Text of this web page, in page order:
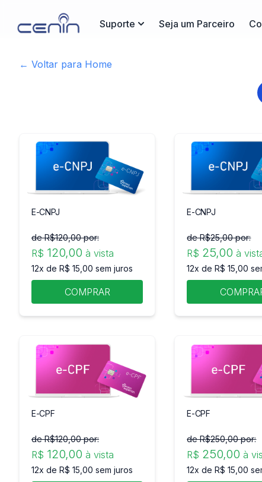
Suporte Seja um Parceiro
← Voltar para Home
E-CNPJ
de R$120,00 por:
R$ 120,00 à vista
12x de R$ 15,00 sem juros
COMPRAR
E-CNPJ
de R$25,00 por:
R$ 25,00 à
12x de R$ 15,00
E-CPF
de R$120,00 por:
R$ 120,00 à vista
12x de R$ 15,00 sem juros
E-CPF
de R$250,00 por:
R$ 250,00 à
12x de R$ 15,00